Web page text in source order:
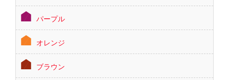
パープル
オレンジ
ブラウン